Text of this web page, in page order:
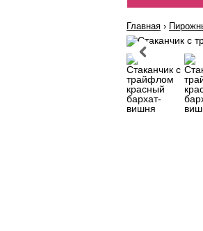
Главная ›